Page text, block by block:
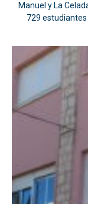
Manuel y La
729